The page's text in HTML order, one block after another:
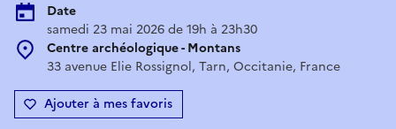
Date
samedi 23 mai 2026 de 19h à 23h30
Centre archéologique - Montans
33 avenue Elie Rossignol, Tarn, Occitanie, France
Ajouter à mes favoris